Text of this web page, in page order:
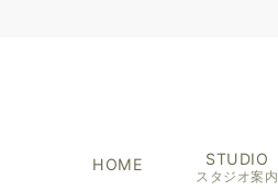
HOME STUDIO
スタジオ案内